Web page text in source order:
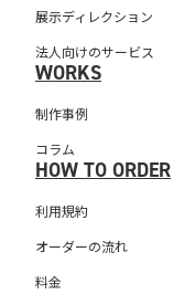
展示ディレクション
法人向けのサービス
WORKS
制作事例
コラム
HOW TO ORDER
利用規約
オーダーの流れ
料金